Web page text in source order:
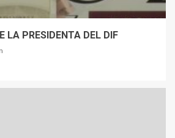
LA PRESIDENTA DEL DIF